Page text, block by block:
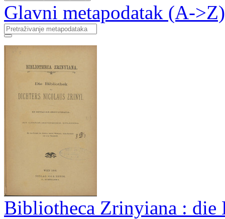
Glavni metapodatak (A->Z)
Bibliotheca Zrinyiana : die